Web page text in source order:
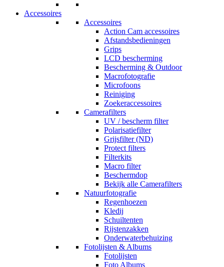
Accessoires
Accessoires
Action Cam accessoires
Afstandsbedieningen
Grips
LCD bescherming
Bescherming & Outdoor
Macrofotografie
Microfoons
Reiniging
Zoekeraccessoires
Camerafilters
UV / bescherm filter
Polarisatiefilter
Grijsfilter (ND)
Protect filters
Filterkits
Macro filter
Beschermdop
Bekijk alle Camerafilters
Natuurfotografie
Regenhoezen
Kledij
Schuiltenten
Rijstenzakken
Onderwaterbehuizing
Fotolijsten & Albums
Fotolijsten
Foto Albums